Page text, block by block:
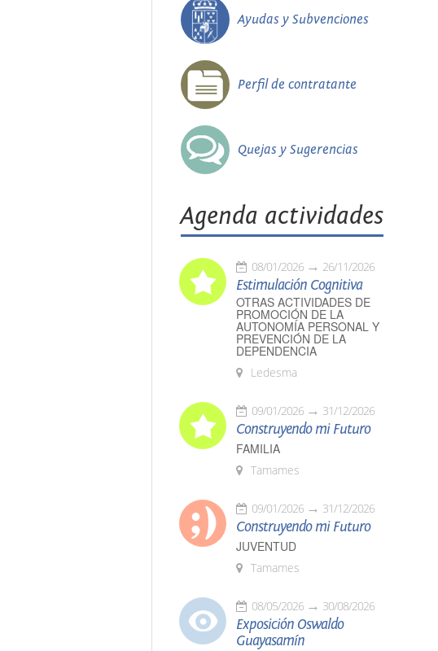
Ayudas y Subvenciones
Perfil de contratante
Quejas y Sugerencias
Agenda actividades
08/01/2026 26/11/2026
Estimulación Cognitiva
OTRAS ACTIVIDADES DE
PROMOCIÓN DE LA
AUTONOMÍA PERSONAL Y
PREVENCIÓN DE LA
DEPENDENCIA
Ledesma
09/01/2026 31/12/2026
Construyendo mi Futuro
FAMILIA
Tamames
09/01/2026 31/12/2026
Construyendo mi Futuro
JUVENTUD
Tamames
08/05/2026 30/08/2026
Exposición Oswaldo
Guayasamín